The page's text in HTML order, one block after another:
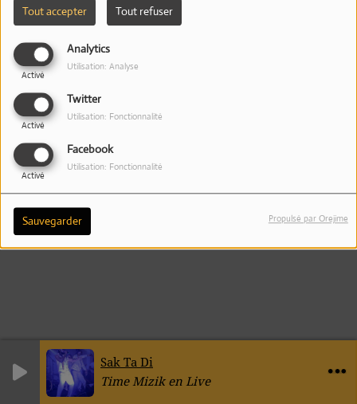
Tout accepter Tout refuser
Analytics
Activé
Utilisation: Analyse
Twitter
Activé
Utilisation: Fonctionnalité
Facebook
Activé
Utilisation: Fonctionnalité
Sauvegarder Propulsé par Orejime
Sak Ta Di
Time Mizik en Live